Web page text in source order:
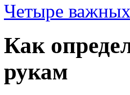
Четыре важных
Как
рукам